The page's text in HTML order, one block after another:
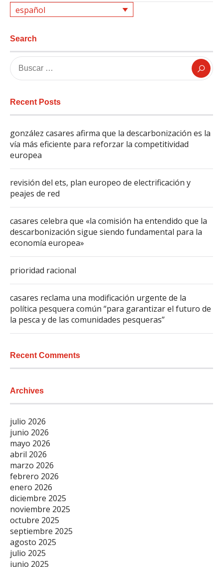
español
Search
Recent Posts
gonzález casares afirma que la descarbonización es la
vía más eficiente para reforzar la competitividad
europea
revisión del ets, plan europeo de electrificación y
peajes de red
casares celebra que «la comisión ha entendido que la
descarbonización sigue siendo fundamental para la
economía europea»
prioridad racional
casares reclama una modificación urgente de la
política pesquera común “para garantizar el futuro de
la pesca y de las comunidades pesqueras”
Recent Comments
Archives
julio 2026
junio 2026
mayo 2026
abril 2026
marzo 2026
febrero 2026
enero 2026
diciembre 2025
noviembre 2025
octubre 2025
septiembre 2025
agosto 2025
julio 2025
junio 2025